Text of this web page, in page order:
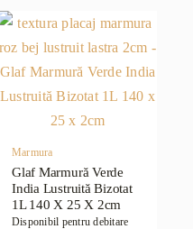
Marmura
Glaf Marmură Verde
India Lustruită Bizotat
1L 140 X 25 X 2cm
Disponibil pentru debitare